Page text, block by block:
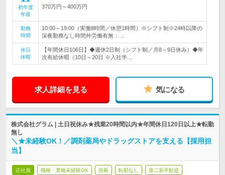
初年度
年収
370万円～400万円
勤務
時間
10:00～19:00（実働8時間／休憩1時間）※シフト制※24時以降の
深夜勤務なし時間外労働有無：…
休日
休暇
【年間休日106日】◆週休2日制（シフト制／月8～9日休み）◆年
次有給休暇（10日～20日 ※入社半…
求人詳細を見る 気になる
株式会社グラム | 土日祝休み★残業20時間以内★年間休日120日以上★転勤
無し
＼★未経験OK！／調剤薬局やドラッグストアを支える【採用担
当】
正社員 職種・業種未経験OK 急募 転勤なし 第二新卒歓迎